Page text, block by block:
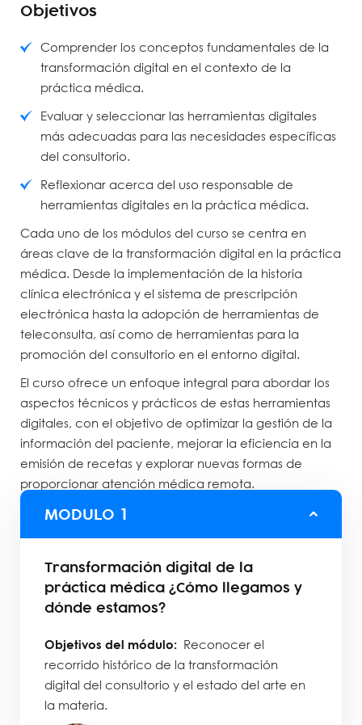
Objetivos
Comprender los conceptos fundamentales de la
transformación digital en el contexto de la
práctica médica.
Evaluar y seleccionar las herramientas digitales
más adecuadas para las necesidades específicas
del consultorio.
Reflexionar acerca del uso responsable de
herramientas digitales en la práctica médica.
Cada uno de los módulos del curso se centra en
áreas clave de la transformación digital en la práctica
médica. Desde la implementación de la historia
clínica electrónica y el sistema de prescripción
electrónica hasta la adopción de herramientas de
teleconsulta, así como de herramientas para la
promoción del consultorio en el entorno digital.
El curso ofrece un enfoque integral para abordar los
aspectos técnicos y prácticos de estas herramientas
digitales, con el objetivo de optimizar la gestión de la
información del paciente, mejorar la eficiencia en la
emisión de recetas y explorar nuevas formas de
proporcionar atención médica remota.
MODULO 1
Transformación digital de la
práctica médica ¿Cómo llegamos y
dónde estamos?
Objetivos del módulo: Reconocer el
recorrido histórico de la transformación
digital del consultorio y el estado del arte en
la materia.